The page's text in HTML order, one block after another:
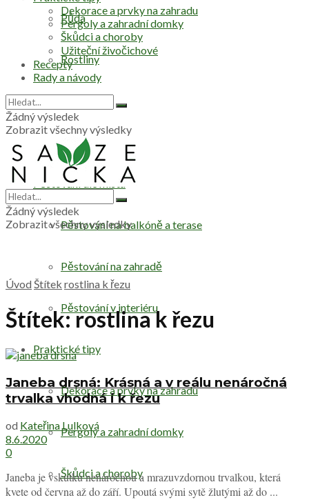
Půda
Rostliny
Zelenina
Pěstování dle místa
Pěstování na balkóně a terase
Pěstování na zahradě
Pěstování v interiéru
Praktické tipy
Dekorace a prvky na zahradu
Pergoly a zahradní domky
Škůdci a choroby
Dekorace a prvky na zahradu
Pergoly a zahradní domky
Škůdci a choroby
Užiteční živočichové
Recepty
Rady a návody
Žádný výsledek
Zobrazit všechny výsledky
Žádný výsledek
Zobrazit všechny výsledky
Úvod Štítek rostlina k řezu
Štítek:rostlina k řezu
Janeba drsná: Krásná a v reálu nenáročná
trvalka vhodná i k řezu
od Kateřina Lulková
8.6.2020
0
Janeba je vskutku nenáročnou a mrazuvzdornou trvalkou, která
kvete od června až do září. Upoutá svými sytě žlutými až do ...